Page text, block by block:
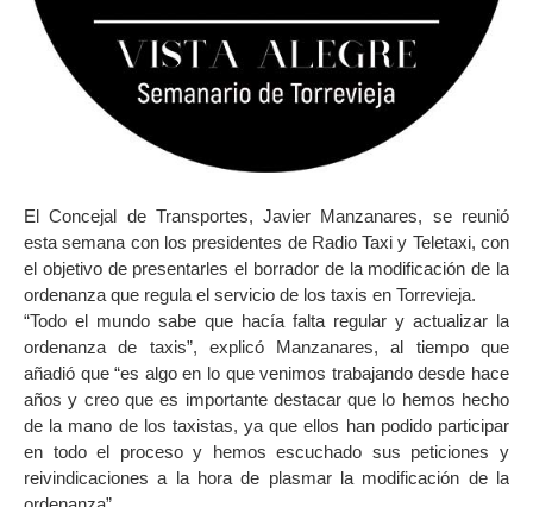
El Concejal de Transportes, Javier Manzanares, se reunió
esta semana con los presidentes de Radio Taxi y Teletaxi, con
el objetivo de presentarles el borrador de la modificación de la
ordenanza que regula el servicio de los taxis en Torrevieja.
“Todo el mundo sabe que hacía falta regular y actualizar la
ordenanza de taxis”, explicó Manzanares, al tiempo que
añadió que “es algo en lo que venimos trabajando desde hace
años y creo que es importante destacar que lo hemos hecho
de la mano de los taxistas, ya que ellos han podido participar
en todo el proceso y hemos escuchado sus peticiones y
reivindicaciones a la hora de plasmar la modificación de la